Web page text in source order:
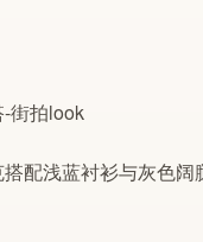
配浅蓝衬衫与灰色